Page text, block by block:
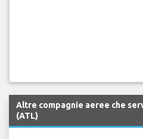
Altre compagnie aeree che
(ATL)